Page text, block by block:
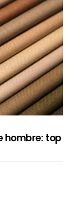
hombre: top